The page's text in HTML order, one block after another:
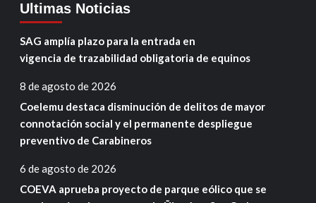
Ultimas Noticias
SAG amplía plazo para la entrada en
vigencia de trazabilidad obligatoria de equinos
8 de agosto de 2026
Coelemu destaca disminución de delitos de mayor
connotación social y el permanente despliegue
preventivo de Carabineros
6 de agosto de 2026
COEVA aprueba proyecto de parque eólico que se